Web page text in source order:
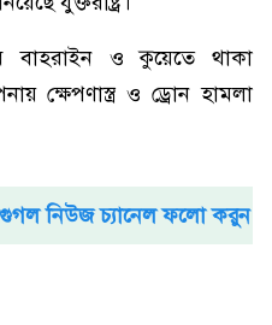
বাহরাইন ও কুয়েতে থাকা
ক্ষেপণাস্ত্র ও ড্রোন হামলা
নিউজ চ্যানেল ফলো করুন